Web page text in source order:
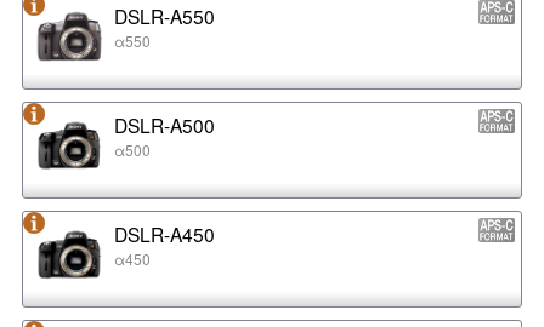
DSLR-A550
α550
DSLR-A500
α500
DSLR-A450
α450